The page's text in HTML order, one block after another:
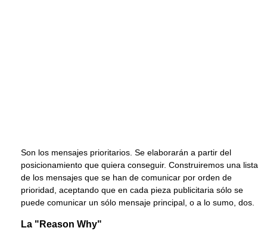
Son los mensajes prioritarios. Se elaborarán a partir del
posicionamiento que quiera conseguir. Construiremos una lista
de los mensajes que se han de comunicar por orden de
prioridad, aceptando que en cada pieza publicitaria sólo se
puede comunicar un sólo mensaje principal, o a lo sumo, dos.
La "Reason Why"